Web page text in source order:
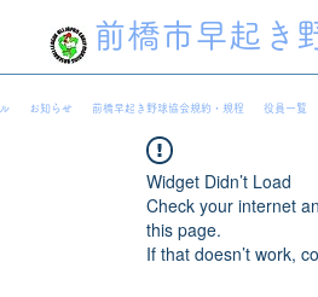
前橋市早起き
お知らせ 前橋早起き野球協会規約・規程 役員一覧
Widget Didn’t Load
Check your internet
this page.
If that doesn’t work,